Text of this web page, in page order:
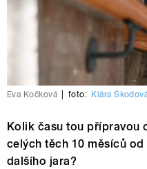
Eva Kočková foto: Klára
Kolik času tou přípravou
celých těch 10 měsíců
dalšího jara?